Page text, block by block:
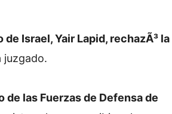
Israel, Yair Lapid, rechazÃ³ la
juzgado.
las Fuerzas de Defensa de